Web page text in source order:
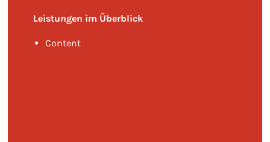
Leistungen im Überblick
Content